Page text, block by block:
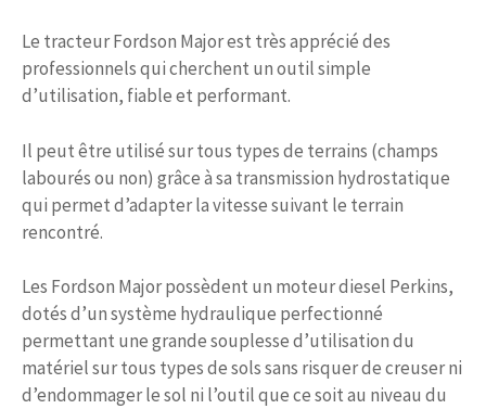
Le tracteur Fordson Major est très apprécié des
professionnels qui cherchent un outil simple
d’utilisation, fiable et performant.
Il peut être utilisé sur tous types de terrains (champs
labourés ou non) grâce à sa transmission hydrostatique
qui permet d’adapter la vitesse suivant le terrain
rencontré.
Les Fordson Major possèdent un moteur diesel Perkins,
dotés d’un système hydraulique perfectionné
permettant une grande souplesse d’utilisation du
matériel sur tous types de sols sans risquer de creuser ni
d’endommager le sol ni l’outil que ce soit au niveau du